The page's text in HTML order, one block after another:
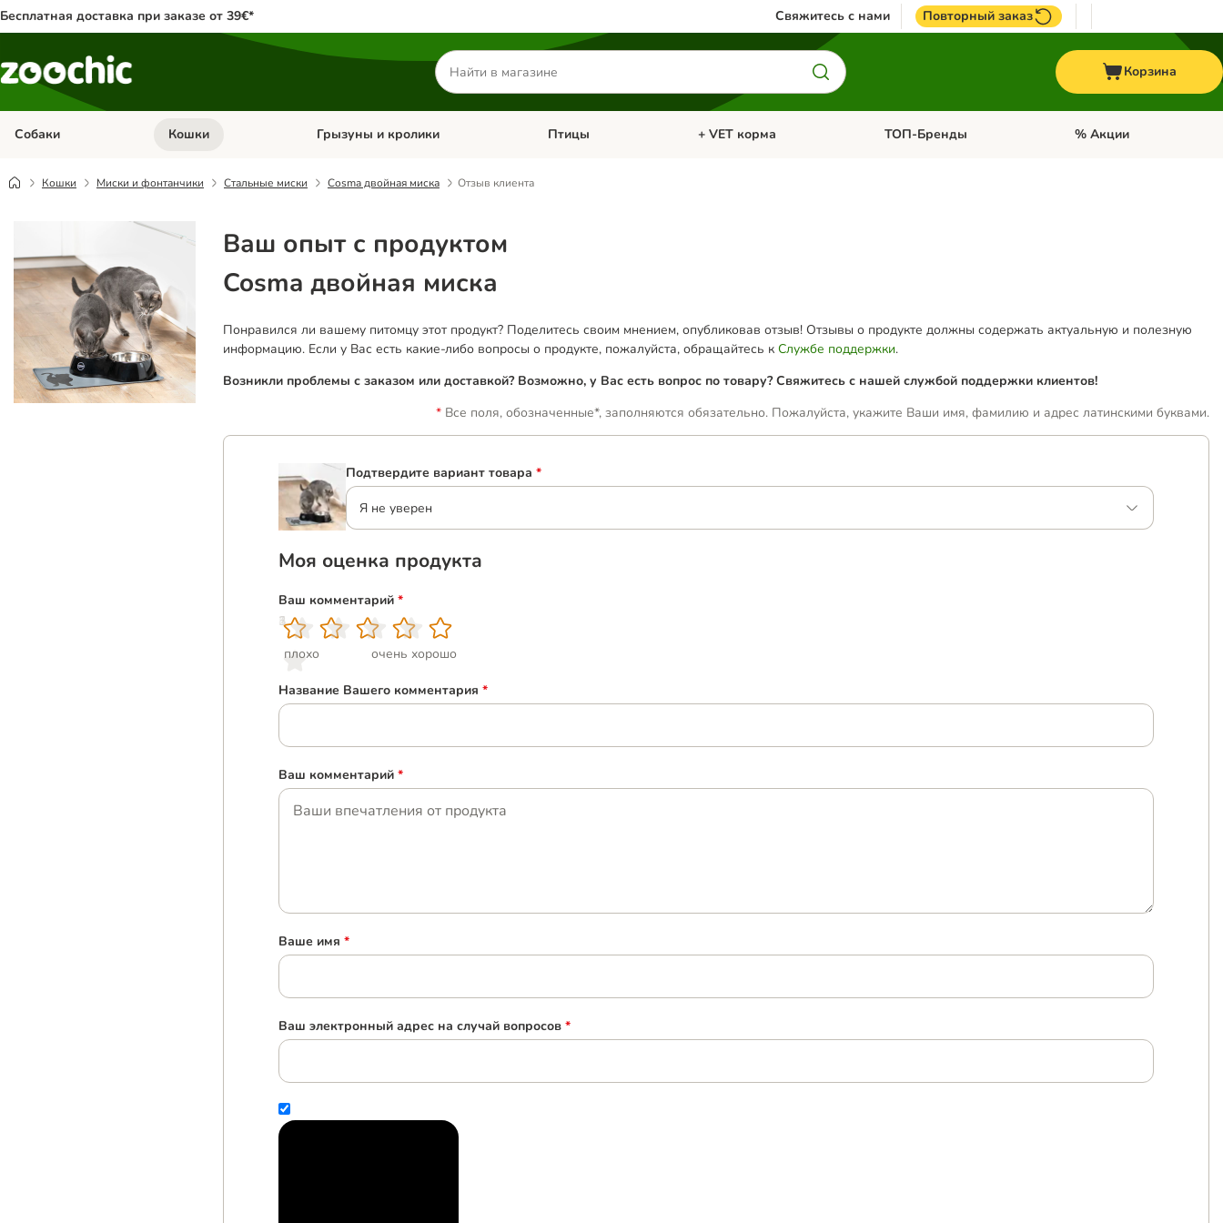
Бесплатная доставка при заказе от 39€* Свяжитесь с нами Повторный заказ
Поиск
товаров
Корзина
Собаки Откройте меню категории: Собаки
Кошки Откройте меню категории: Кошки
Грызуны и кролики Откройте меню категории: Грызуны и кролики
Птицы Откройте меню категории: Птицы
+ VET корма Откройте меню категории: + VET корма
ТОП-Бренды Откройте меню
% Акции
Кошки Миски и фонтанчики Стальные миски Cosma двойная миска Отзыв клиента
Ваш опыт с продуктом
Cosma двойная миска
Понравился ли вашему питомцу этот продукт? Поделитесь своим мнением, опубликовав отзыв! Отзывы о продукте должны содержать актуальную и полезную
информацию. Если у Вас есть какие-либо вопросы о продукте, пожалуйста, обращайтесь к Службе поддержки.
Возникли проблемы с заказом или доставкой? Возможно, у Вас есть вопрос по товару? Свяжитесь с нашей службой поддержки клиентов!
Все поля, обозначенные*, заполняются обязательно. Пожалуйста, укажите Ваши имя, фамилию и адрес латинскими буквами.
Подтвердите вариант товара *
Я не уверен
Моя оценка продукта
Ваш комментарий *
1
плохо
2
3
4
5
очень хорошо
Название Вашего комментария *
Ваш комментарий *
Ваше имя *
Ваш электронный адрес на случай вопросов *